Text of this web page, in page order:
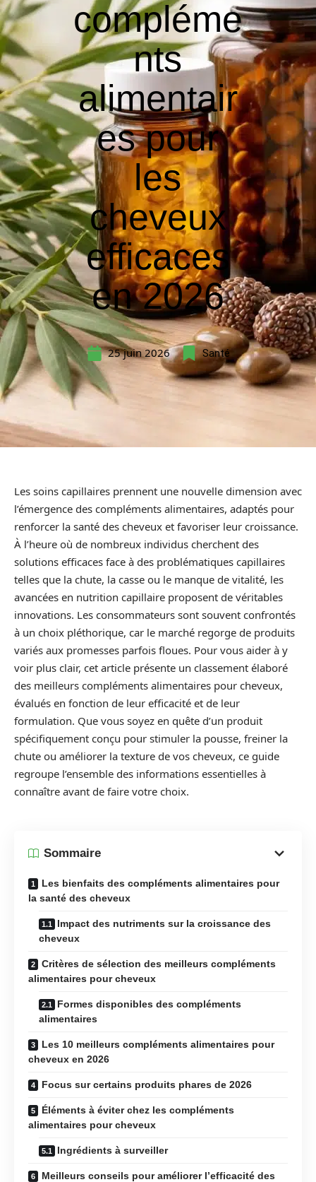
compléme
nts
alimentair
es pour
les
cheveux
efficaces
en 2026
25 juin 2026 Santé
Les soins capillaires prennent une nouvelle dimension avec
l’émergence des compléments alimentaires, adaptés pour
renforcer la santé des cheveux et favoriser leur croissance.
À l’heure où de nombreux individus cherchent des
solutions efficaces face à des problématiques capillaires
telles que la chute, la casse ou le manque de vitalité, les
avancées en nutrition capillaire proposent de véritables
innovations. Les consommateurs sont souvent confrontés
à un choix pléthorique, car le marché regorge de produits
variés aux promesses parfois floues. Pour vous aider à y
voir plus clair, cet article présente un classement élaboré
des meilleurs compléments alimentaires pour cheveux,
évalués en fonction de leur efficacité et de leur
formulation. Que vous soyez en quête d’un produit
spécifiquement conçu pour stimuler la pousse, freiner la
chute ou améliorer la texture de vos cheveux, ce guide
regroupe l’ensemble des informations essentielles à
connaître avant de faire votre choix.
Sommaire
Les bienfaits des compléments alimentaires pour
la santé des cheveux
Impact des nutriments sur la croissance des
cheveux
Critères de sélection des meilleurs compléments
alimentaires pour cheveux
Formes disponibles des compléments
alimentaires
Les 10 meilleurs compléments alimentaires pour
cheveux en 2026
Focus sur certains produits phares de 2026
Éléments à éviter chez les compléments
alimentaires pour cheveux
Ingrédients à surveiller
Meilleurs conseils pour améliorer l’efficacité des